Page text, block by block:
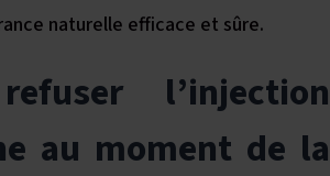
naturelle efficace et sûre.
l’injection
au moment de la